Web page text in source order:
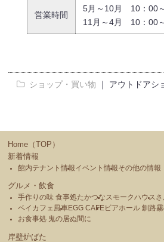
営業時間
5月～10月 10：00
11月～4月 10：00
ショップ・買い物 ｜ アウトドアシ
Home（TOP）
新着情報
館内テナント情報イベント情報その他の情報
グルメ・飲食
手作りの味 食事処たかつな スモークハウス
ベイカフェ風車EGG CAFEビアホール 釧路
お食事処 鬼の居ぬ間に
岸壁炉ばた